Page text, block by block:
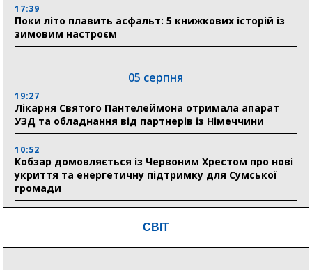
17:39
Поки літо плавить асфальт: 5 книжкових історій із
зимовим настроєм
05 серпня
19:27
Лікарня Святого Пантелеймона отримала апарат
УЗД та обладнання від партнерів із Німеччини
10:52
Кобзар домовляється із Червоним Хрестом про нові
укриття та енергетичну підтримку для Сумської
громади
Понад 8 мільйонів книжок згоріли. Як допомогти
СВІТ